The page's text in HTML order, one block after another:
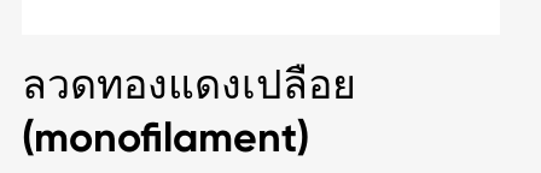
ลวดทองแดงเปลือย
(monofilament)